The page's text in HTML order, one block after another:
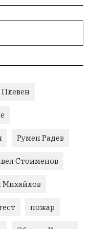
Румен Радев
Стоименов
Михайлов
пожар